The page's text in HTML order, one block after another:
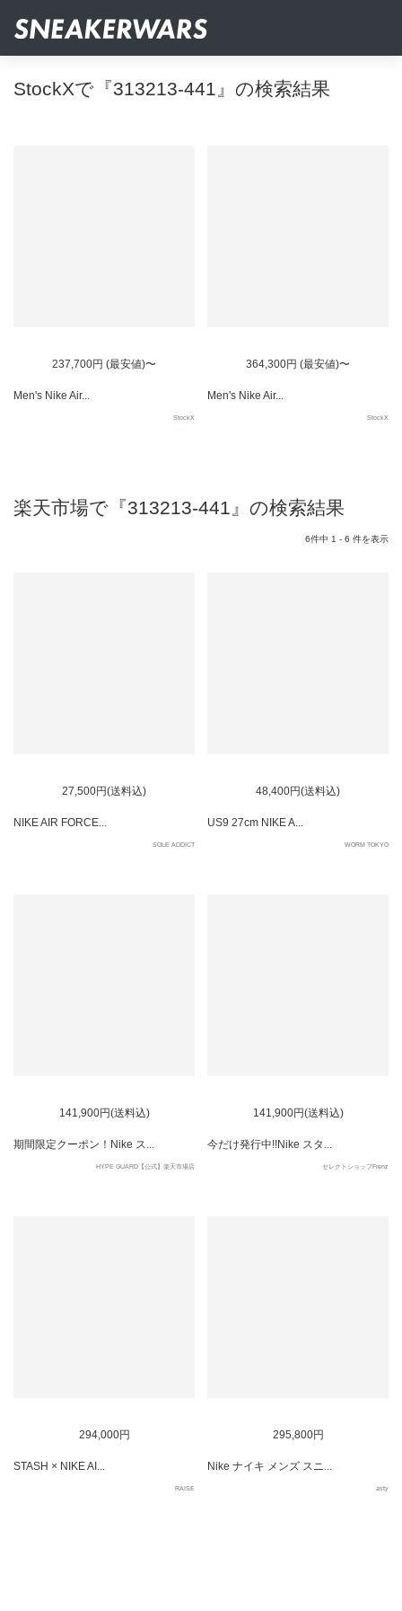
StockXで『313213-441』の検索結果
237,700円 (最安値)〜
Men's Nike Air...
StockX
364,300円 (最安値)〜
Men's Nike Air...
StockX
楽天市場で『313213-441』の検索結果
6件中 1 - 6 件を表示
27,500円(送料込)
NIKE AIR FORCE...
SOLE ADDICT
48,400円(送料込)
US9 27cm NIKE A...
WORM TOKYO
141,900円(送料込)
期間限定クーポン！Nike ス...
HYPE GUARD【公式】楽天市場店
141,900円(送料込)
今だけ発行中!!Nike スタ...
セレクトショップFrenz
294,000円
STASH × NIKE AI...
RAISE
295,800円
Nike ナイキ メンズ スニ...
asty